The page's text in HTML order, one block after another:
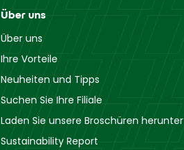
Über uns
Über uns
Ihre Vorteile
Neuheiten und Tipps
Suchen Sie Ihre Filiale
Laden Sie unsere Broschüren herunter
Sustainability Report